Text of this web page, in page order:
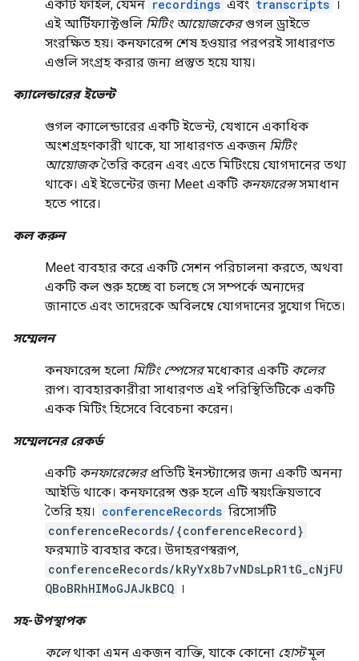
একটি ফাইল, যেমন recordings এবং transcripts ।
এই আর্টিফ্যাক্টগুলি মিটিং আয়োজকেরগুগল ড্রাইভে
সংরক্ষিত হয়। কনফারেন্স শেষ হওয়ার পরপরই সাধারণত
এগুলি সংগ্রহ করার জন্য প্রস্তুত হয়ে যায়।
ক্যালেন্ডারের ইভেন্ট
গুগল ক্যালেন্ডারের একটি ইভেন্ট, যেখানে একাধিক
অংশগ্রহণকারী থাকে, যা সাধারণত একজন মিটিং
আয়োজকতৈরি করেন এবং এতে মিটিংয়ে যোগদানের তথ্য
থাকে। এই ইভেন্টের জন্য Meet একটি কনফারেন্সসমাধান
হতে পারে।
কল করুন
Meet ব্যবহার করে একটি সেশন পরিচালনা করতে, অথবা
একটি কল শুরু হচ্ছে বা চলছে সে সম্পর্কে অন্যদের
জানাতে এবং তাদেরকে অবিলম্বে যোগদানের সুযোগ দিতে।
সম্মেলন
কনফারেন্স হলো মিটিং স্পেসেরমধ্যেকার একটি কলের
রূপ। ব্যবহারকারীরা সাধারণত এই পরিস্থিতিটিকে একটি
একক মিটিং হিসেবে বিবেচনা করেন।
সম্মেলনের রেকর্ড
একটি কনফারেন্সেরপ্রতিটি ইনস্ট্যান্সের জন্য একটি অনন্য
আইডি থাকে। কনফারেন্স শুরু হলে এটি স্বয়ংক্রিয়ভাবে
তৈরি হয়। conferenceRecords রিসোর্সটি
conferenceRecords/{conferenceRecord}
ফরম্যাট ব্যবহার করে। উদাহরণস্বরূপ,
conferenceRecords/kRyYx8b7vNDsLpR1tG_cNjFU
QBoBRhHIMoGJAJkBCQ ।
সহ-উপস্থাপক
কলেথাকা এমন একজন ব্যক্তি, যাকে কোনো হোস্টমূল